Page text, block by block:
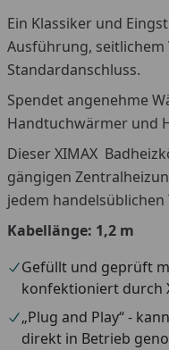
Ein Klassiker und
Ausführung,
Standardanschluss.
Spendet angenehme
Handtuchwärmer und
Dieser XIMAX
gängigen
jedem
Kabellänge: 1,2 m
Gefüllt und geprüft
konfektioniert durch
„Plug and Play“ -
direkt in Betrieb